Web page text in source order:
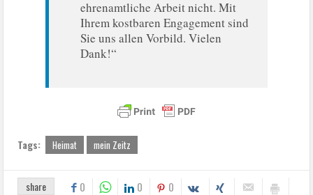
ehrenamtliche Arbeit nicht. Mit
Ihrem kostbaren Engagement sind
Sie uns allen Vorbild. Vielen
Dank!“
Tags: Heimat mein Zeitz
share 0 0 0